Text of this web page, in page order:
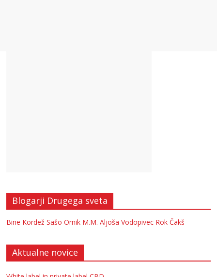
Blogarji Drugega sveta
Bine Kordež Sašo Ornik M.M. Aljoša Vodopivec Rok Čakš
Aktualne novice